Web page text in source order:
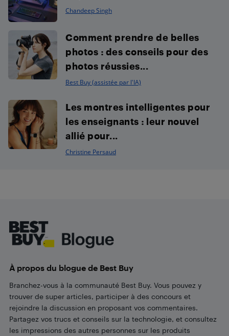
Chandeep Singh
Comment prendre de belles
photos : des conseils pour des
photos réussies...
Best Buy (assistée par l'IA)
Les montres intelligentes pour
les enseignants : leur nouvel
allié pour...
Christine Persaud
À propos du blogue de Best Buy
Branchez-vous à la communauté Best Buy. Vous pouvez y
trouver de super articles, participer à des concours et
rejoindre la discussion en proposant vos commentaires.
Partagez vos trucs et conseils sur la technologie, et consultez
les impressions des autres personnes sur les produits